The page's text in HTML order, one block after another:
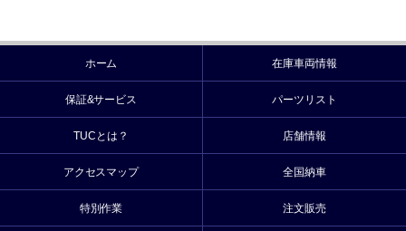
ホーム 在庫車両情報
保証&サービス パーツリスト
TUCとは？ 店舗情報
アクセスマップ 全国納車
特別作業 注文販売